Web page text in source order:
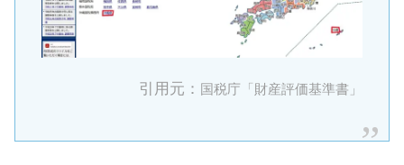
引用元： 国税庁「財産評価基準書」